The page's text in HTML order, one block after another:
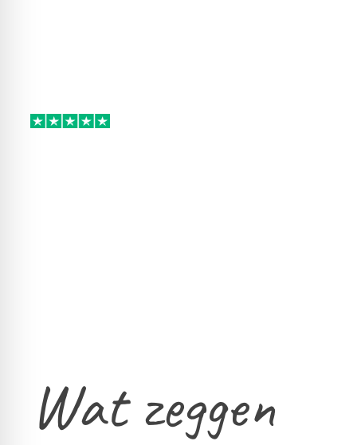
Wat zeggen